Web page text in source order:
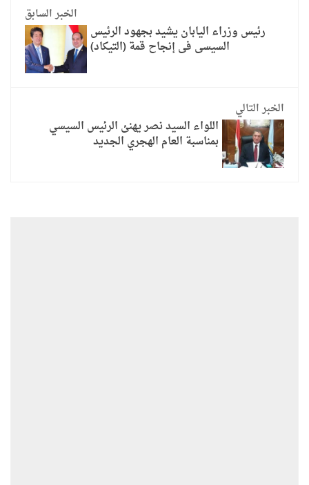
الخبر السابق
رئيس وزراء اليابان يشيد بجهود الرئيس
السيسى فى إنجاح قمة (التيكاد)
الخبر التالي
اللواء السيد نصر يهنئ الرئيس السيسي
بمناسبة العام الهجري الجديد